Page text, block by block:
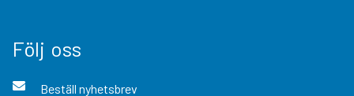
Följ oss
Beställ nyhetsbrev